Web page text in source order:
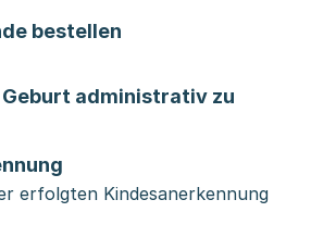
bestellen
Geburt administrativ zu
erfolgten Kindesanerkennung